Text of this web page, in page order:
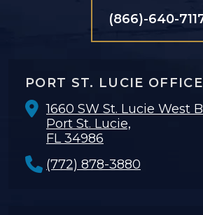
(866)-640-
PORT ST. LUCIE OFFICE
1660 SW St. Lucie West
Port St. Lucie,
FL 34986
(772) 878-3880